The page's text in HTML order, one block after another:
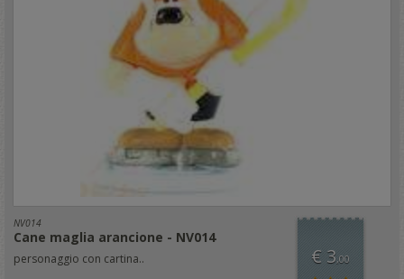
NV014
Cane maglia arancione - NV014
personaggio con cartina.. € 3,00